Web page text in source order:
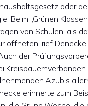
oder
Beim „Grünen
von Schulen, als
öffneten, rief Denecke
der
Azubis
erinnerte zum